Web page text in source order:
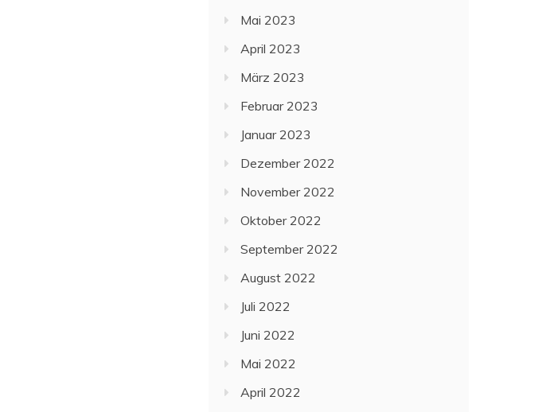
Mai 2023
April 2023
März 2023
Februar 2023
Januar 2023
Dezember 2022
November 2022
Oktober 2022
September 2022
August 2022
Juli 2022
Juni 2022
Mai 2022
April 2022